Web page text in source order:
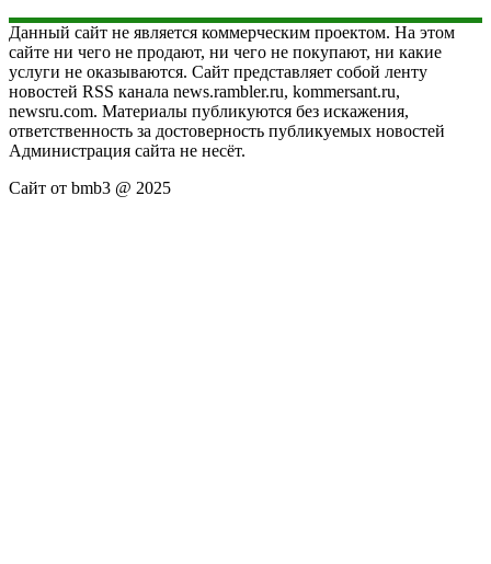
Данный сайт не является коммерческим проектом. На этом
сайте ни чего не продают, ни чего не покупают, ни какие
услуги не оказываются. Сайт представляет собой ленту
новостей RSS канала news.rambler.ru, kommersant.ru,
newsru.com. Материалы публикуются без искажения,
ответственность за достоверность публикуемых новостей
Администрация сайта не несёт.
Сайт от bmb3 @ 2025